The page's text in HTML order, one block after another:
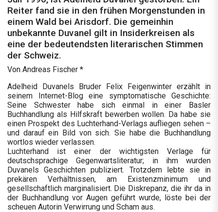
Reiter fand sie in den frühen Morgenstunden in
einem Wald bei Arisdorf. Die gemeinhin
unbekannte Duvanel gilt in Insiderkreisen als
eine der bedeutendsten literarischen Stimmen
der Schweiz.
Von Andreas Fischer *
Adelheid Duvanels Bruder Felix Feigenwinter erzählt in
seinem Internet-Blog eine symptomatische Geschichte:
Seine Schwester habe sich einmal in einer Basler
Buchhandlung als Hilfskraft bewerben wollen. Da habe sie
einen Prospekt des Luchterhand-Verlags aufliegen sehen –
und darauf ein Bild von sich. Sie habe die Buchhandlung
wortlos wieder verlassen.
Luchterhand ist einer der wichtigsten Verlage für
deutschsprachige Gegenwartsliteratur; in ihm wurden
Duvanels Geschichten publiziert. Trotzdem lebte sie in
prekären Verhältnissen, am Existenzminimum und
gesellschaftlich marginalisiert. Die Diskrepanz, die ihr da in
der Buchhandlung vor Augen geführt wurde, löste bei der
scheuen Autorin Verwirrung und Scham aus.